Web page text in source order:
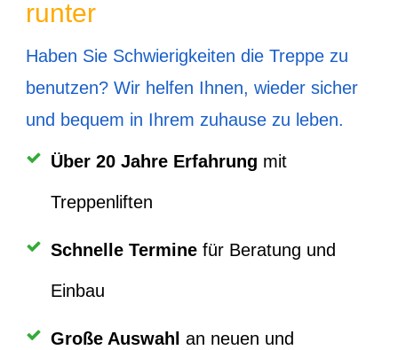
runter
Haben Sie Schwierigkeiten die Treppe zu
benutzen? Wir helfen Ihnen, wieder sicher
und bequem in Ihrem zuhause zu leben.
Über 20 Jahre Erfahrung mit
Treppenliften
Schnelle Termine für Beratung und
Einbau
Große Auswahl an neuen und